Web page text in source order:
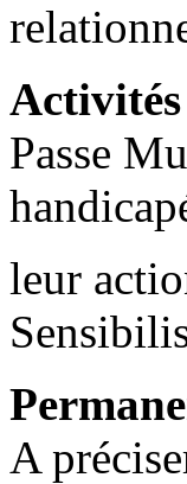
Passe
leur
A